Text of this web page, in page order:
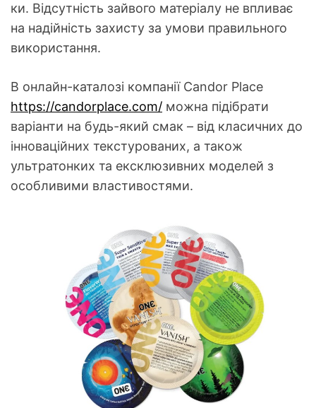
ки. Відсутність зайвого матеріалу не впливає
на надійність захисту за умови правильного
використання.
В онлайн-каталозі компанії Candor Place
https://candorplace.com/ можна підібрати
варіанти на будь-який смак – від класичних до
інноваційних текстурованих, а також
ультратонких та ексклюзивних моделей з
особливими властивостями.